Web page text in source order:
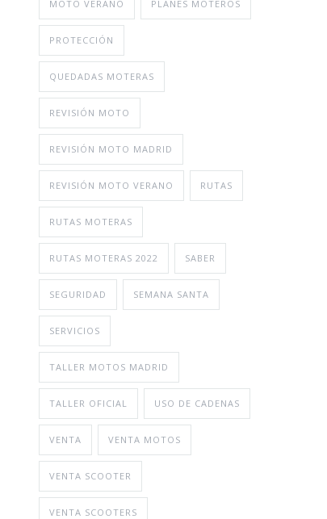
MOTO VERANO PLANES MOTEROS
PROTECCIÓN
QUEDADAS MOTERAS
REVISIÓN MOTO
REVISIÓN MOTO MADRID
REVISIÓN MOTO VERANO RUTAS
RUTAS MOTERAS
RUTAS MOTERAS 2022 SABER
SEGURIDAD SEMANA SANTA
SERVICIOS
TALLER MOTOS MADRID
TALLER OFICIAL USO DE CADENAS
VENTA VENTA MOTOS
VENTA SCOOTER
VENTA SCOOTERS